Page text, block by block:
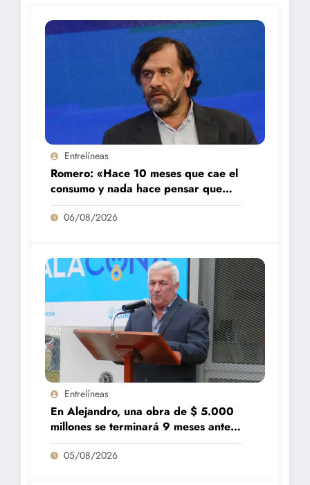
Entrelíneas
Romero: «Hace 10 meses que cae el
consumo y nada hace pensar que
vaya a repuntar»
06/08/2026
Entrelíneas
En Alejandro, una obra de $ 5.000
millones se terminará 9 meses antes
de lo previsto
05/08/2026